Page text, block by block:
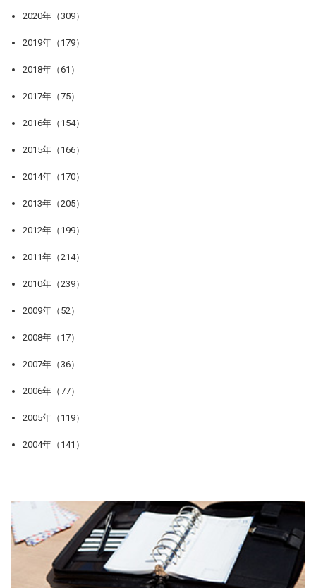
2020年（309）
2019年（179）
2018年（61）
2017年（75）
2016年（154）
2015年（166）
2014年（170）
2013年（205）
2012年（199）
2011年（214）
2010年（239）
2009年（52）
2008年（17）
2007年（36）
2006年（77）
2005年（119）
2004年（141）